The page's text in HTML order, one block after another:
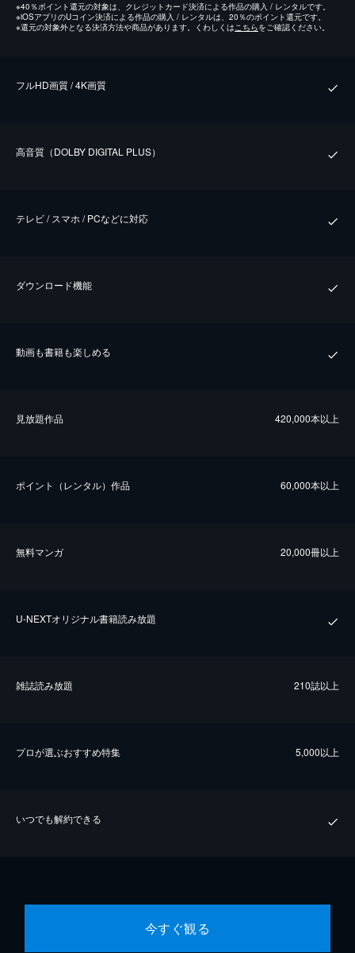
※40％ポイント還元の対象は、クレジットカード決済による作品の購入 / レンタルです。
※iOSアプリのUコイン決済による作品の購入 / レンタルは、20％のポイント還元です。
※還元の対象外となる決済方法や商品があります。くわしくはこちらをご確認ください。
フルHD画質 / 4K画質
⾼⾳質（DOLBY DIGITAL PLUS）
テレビ / スマホ / PCなどに対応
ダウンロード機能
動画も書籍も楽しめる
⾒放題作品 420,000本以上
ポイント（レンタル）作品 60,000本以上
無料マンガ 20,000冊以上
U-NEXTオリジナル書籍読み放題
雑誌読み放題 210誌以上
プロが選ぶおすすめ特集 5,000以上
いつでも解約できる
今すぐ観る